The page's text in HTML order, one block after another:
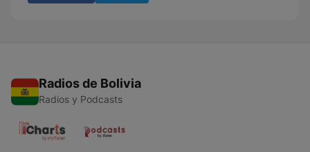
Radios de Bolivia
Radios y Podcasts